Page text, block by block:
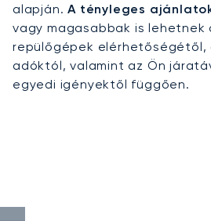
alapján.A tényleges
vagy magasabbak is
repülőgépek elérhetőségétől,
adóktól, valamint az Ön
egyedi igényektől függően.